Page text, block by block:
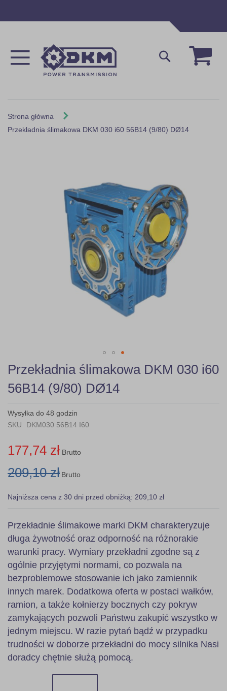
Mój
Szukaj
Strona główna
Przekładnia ślimakowa DKM 030 i60 56B14 (9/80) DØ14
Skip
to
the
beginning
the
images
Przekładnia ślimakowa DKM 030 i60
56B14 (9/80) DØ14
Wysyłka do 48 godzin
SKU
DKM030 56B14 I60
177,74 zł Brutto
209,10 zł Brutto
Najniższa cena z 30 dni przed obniżką: 209,10 zł
Przekładnie ślimakowe marki DKM charakteryzuje
długa żywotność oraz odporność na różnorakie
warunki pracy. Wymiary przekładni zgodne są z
ogólnie przyjętymi normami, co pozwala na
bezproblemowe stosowanie ich jako zamiennik
innych marek. Dodatkowa oferta w postaci wałków,
ramion, a także kołnierzy bocznych czy pokryw
zamykających pozwoli Państwu zakupić wszystko w
jednym miejscu. W razie pytań bądź w przypadku
trudności w doborze przekładni do mocy silnika Nasi
doradcy chętnie służą pomocą.